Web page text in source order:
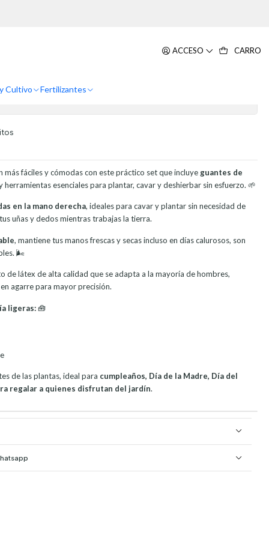
ACCESO CARRO
Cultivo Fertilizantes
x2 pares Verde más garras
más fáciles y cómodas con este práctico set que incluye guantes de
herramientas esenciales para plantar, cavar y deshierbar sin esfuerzo. 🌱
en la mano derecha, ideales para cavar y plantar sin necesidad de
uñas y dedos mientras trabajas la tierra.
, mantiene tus manos frescas y secas incluso en días calurosos, son
🌬️
de látex de alta calidad que se adapta a la mayoría de hombres,
agarre para mayor precisión.
ligeras:🧰
de las plantas, ideal para cumpleaños, Día de la Madre, Día del
regalar a quienes disfrutan del jardín.